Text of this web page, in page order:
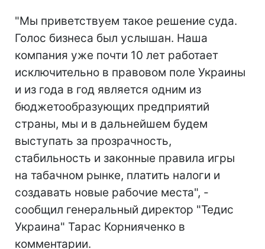
"Мы приветствуем такое решение суда.
Голос бизнеса был услышан. Наша
компания уже почти 10 лет работает
исключительно в правовом поле Украины
и из года в год является одним из
бюджетообразующих предприятий
страны, мы и в дальнейшем будем
выступать за прозрачность,
стабильность и законные правила игры
на табачном рынке, платить налоги и
создавать новые рабочие места", -
сообщил генеральный директор "Тедис
Украина" Тарас Корнияченко в
комментарии.